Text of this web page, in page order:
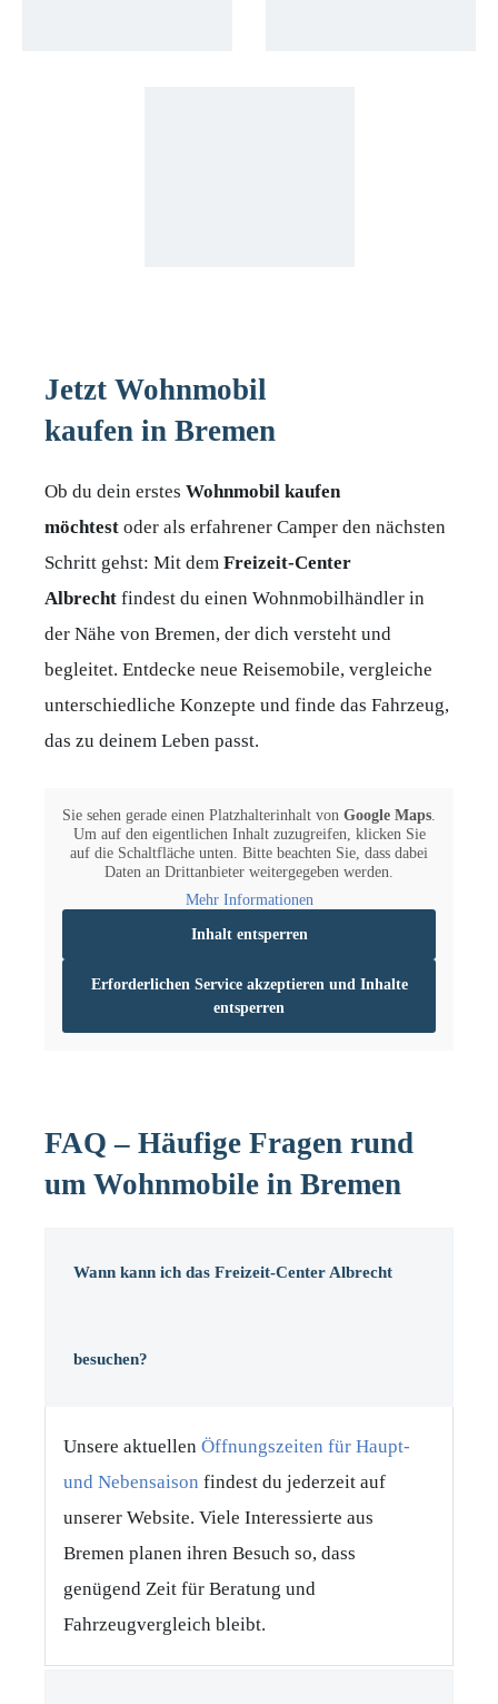
Jetzt Wohnmobil
kaufen in Bremen
Ob du dein erstes Wohnmobil kaufen
möchtest oder als erfahrener Camper den nächsten
Schritt gehst: Mit dem Freizeit-Center
Albrecht findest du einen Wohnmobilhändler in
der Nähe von Bremen, der dich versteht und
begleitet. Entdecke neue Reisemobile, vergleiche
unterschiedliche Konzepte und finde das Fahrzeug,
das zu deinem Leben passt.
Sie sehen gerade einen Platzhalterinhalt von Google Maps
Um auf den eigentlichen Inhalt zuzugreifen, klicken Sie
auf die Schaltfläche unten. Bitte beachten Sie, dass dabei
Daten an Drittanbieter weitergegeben werden.
Mehr Informationen
Inhalt entsperren
Erforderlichen Service akzeptieren und Inhalte
entsperren
FAQ – Häufige Fragen rund
um Wohnmobile in Bremen
Wann kann ich das Freizeit-Center Albrecht
besuchen?
Unsere aktuellen Öffnungszeiten für Haupt-
und Nebensaison findest du jederzeit auf
unserer Website. Viele Interessierte aus
Bremen planen ihren Besuch so, dass
genügend Zeit für Beratung und
Fahrzeugvergleich bleibt.